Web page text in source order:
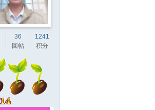
36
回帖
1241
积分